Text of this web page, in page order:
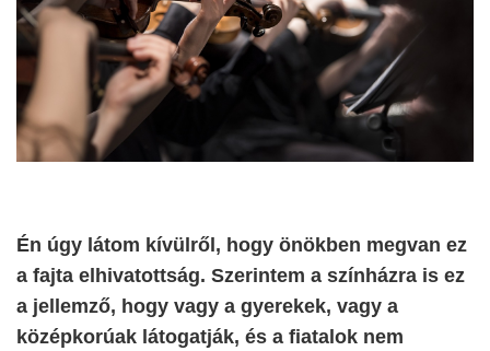
Én úgy látom kívülről, hogy önökben megvan ez
a fajta elhivatottság. Szerintem a színházra is ez
a jellemző, hogy vagy a gyerekek, vagy a
középkorúak látogatják, és a fiatalok nem